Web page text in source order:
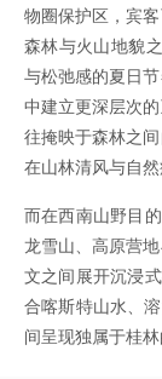
物圈保护区，宾
森林与火山地貌
与松弛感的夏日
中建立更深层次
往掩映于森林之
在山林清风与自
而在西南山野目
龙雪山、高原营
文之间展开沉浸
合喀斯特山水、
间呈现独属于桂林